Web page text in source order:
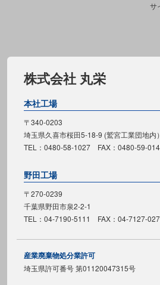
サ
株式会社 丸栄
本社工場
〒340-0203
埼玉県久喜市桜田5-18-9 (鷲宮工業団地内）
TEL：0480-58-1027 FAX：0480-59-
野田工場
〒270-0239
千葉県野田市泉2-2-1
TEL：04-7190-5111 FAX：04-7127-
産業廃棄物処分業許可
埼玉県許可番号 第01120047315号